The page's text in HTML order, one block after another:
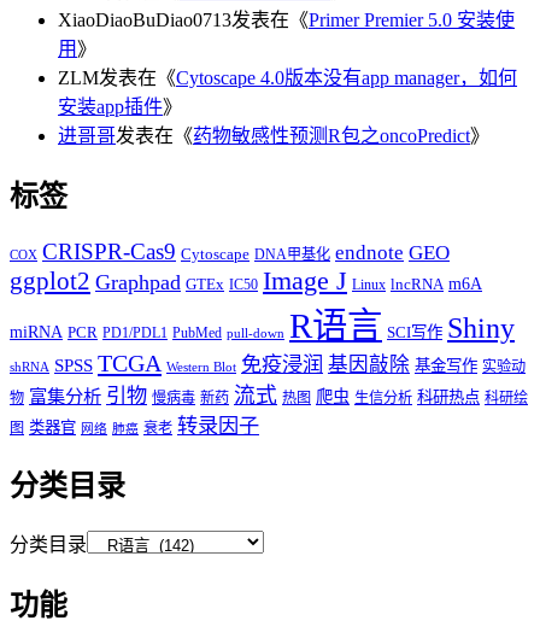
XiaoDiaoBuDiao0713发表在《Primer Premier 5.0 安装使
用 》
ZLM发表在《Cytoscape 4.0版本没有app manager，如何
安装app插件》
进哥哥发表在《药物敏感性预测R包之oncoPredict》
标签
COX CRISPR-Cas9 Cytoscape DNA甲基化 endnote GEO
ggplot2 Graphpad GTEx IC50 Image J Linux lncRNA m6A
miRNA PCR PD1/PDL1 PubMed pull-down R语言 SCI写作 Shiny
shRNA SPSS TCGA Western Blot 免疫浸润 基因敲除 基金写作 实验动
物 富集分析 引物 慢病毒 新药 流式 热图 爬虫 生信分析 科研热点 科研绘
图 类器官 网络 肺癌 衰老 转录因子
分类目录
分类目录
功能